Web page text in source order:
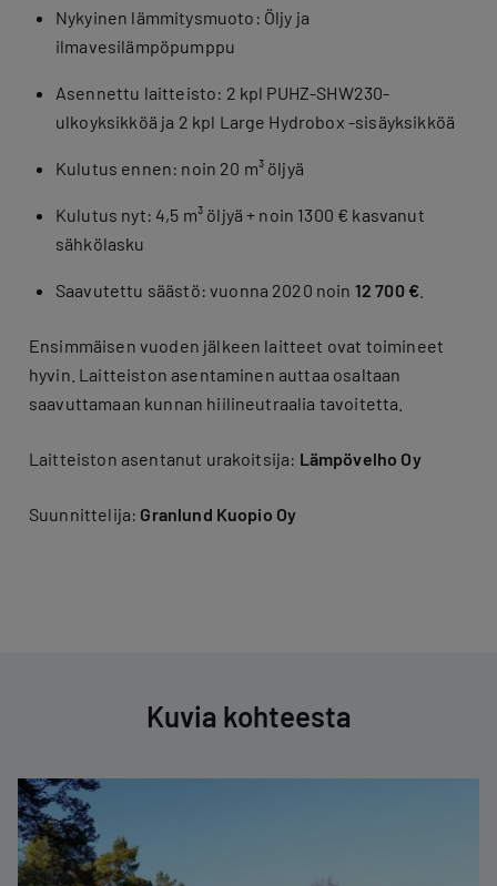
Nykyinen lämmitysmuoto: Öljy ja
ilmavesilämpöpumppu
Asennettu laitteisto: 2 kpl PUHZ-SHW230-
ulkoyksikköä ja 2 kpl Large Hydrobox -sisäyksikköä
Kulutus ennen: noin 20 m³ öljyä
Kulutus nyt: 4,5 m³ öljyä + noin 1300 € kasvanut
sähkölasku
Saavutettu säästö: vuonna 2020 noin 12 700 €
Ensimmäisen vuoden jälkeen laitteet ovat toimineet
hyvin. Laitteiston asentaminen auttaa osaltaan
saavuttamaan kunnan hiilineutraalia tavoitetta.
Laitteiston asentanut urakoitsija: Lämpövelho Oy
Suunnittelija: Granlund Kuopio Oy
Kuvia kohteesta